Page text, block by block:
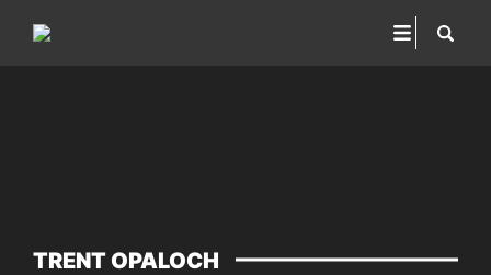
TRENT OPALOCH